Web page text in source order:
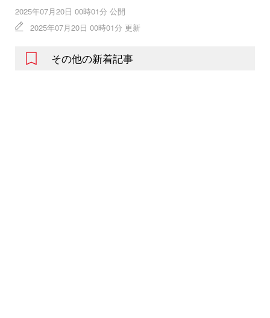
2025年07月20日 00時01分 公開
2025年07月20日 00時01分 更新
その他の新着記事